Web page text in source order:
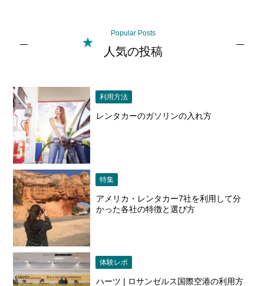
Popular Posts
人気の投稿
利用方法
レンタカーのガソリンの入れ方
特集
アメリカ・レンタカー7社を利用して分
かった各社の特徴と選び方
体験レポ
ハーツ | ロサンゼルス国際空港の利用方